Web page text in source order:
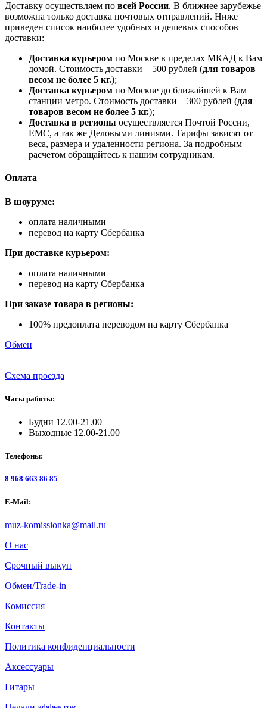
Доставку осуществляем по всей России. В ближнее зарубежье
возможна только доставка почтовых отправлений. Ниже
приведен список наиболее удобных и дешевых способов
доставки:
Доставка курьером по Москве в пределах МКАД к Вам
домой. Стоимость доставки – 500 рублей (для товаров
весом не более 5 кг.);
Доставка курьером по Москве до ближайшей к Вам
станции метро. Стоимость доставки – 300 рублей (для
товаров весом не более 5 кг.);
Доставка в регионы осуществляется Почтой России,
ЕМС, а так же Деловыми линиями. Тарифы зависят от
веса, размера и удаленности региона. За подробным
расчетом обращайтесь к нашим сотрудникам.
Оплата
В шоуруме:
оплата наличными
перевод на карту Сбербанка
При доставке курьером:
оплата наличными
перевод на карту Сбербанка
При заказе товара в регионы:
100% предоплата переводом на карту Сбербанка
Обмен
Схема проезда
Часы работы:
Будни 12.00-21.00
Выходные 12.00-21.00
Телефоны:
8 968 663 86 85
E-Mail:
muz-komissionka@mail.ru
О нас
Срочный выкуп
Обмен/Trade-in
Комиссия
Контакты
Политика конфиденциальности
Аксессуары
Гитары